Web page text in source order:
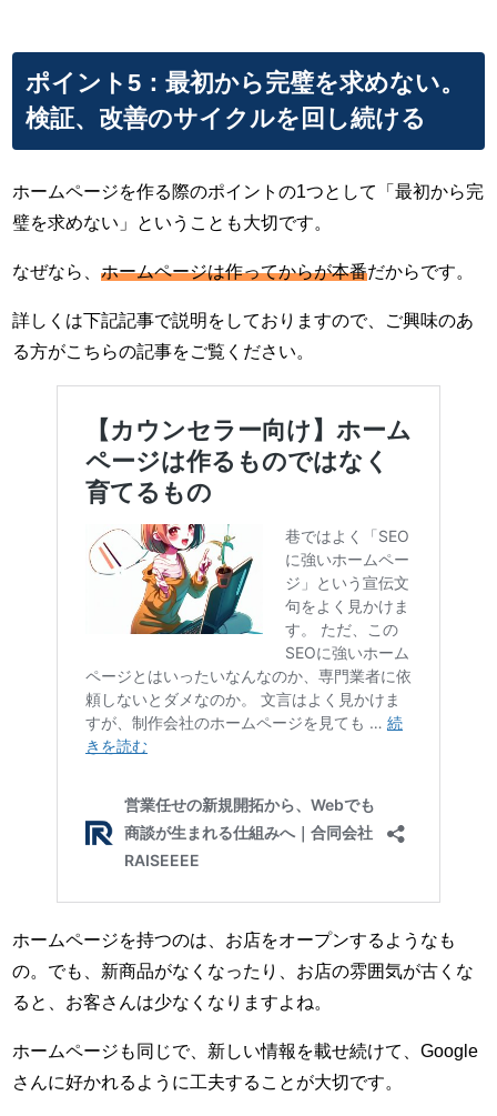
ポイント5：最初から完璧を求めない。
検証、改善のサイクルを回し続ける
ホームページを作る際のポイントの1つとして「最初から完
璧を求めない」ということも大切です。
なぜなら、ホームページは作ってからが本番だからです。
詳しくは下記記事で説明をしておりますので、ご興味のあ
る方がこちらの記事をご覧ください。
ホームページを持つのは、お店をオープンするようなも
の。でも、新商品がなくなったり、お店の雰囲気が古くな
ると、お客さんは少なくなりますよね。
ホームページも同じで、新しい情報を載せ続けて、Google
さんに好かれるように工夫することが大切です。